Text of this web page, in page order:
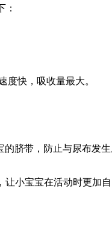
快，吸收量最大。
脐带，防止与尿布发生
小宝宝在活动时更加自